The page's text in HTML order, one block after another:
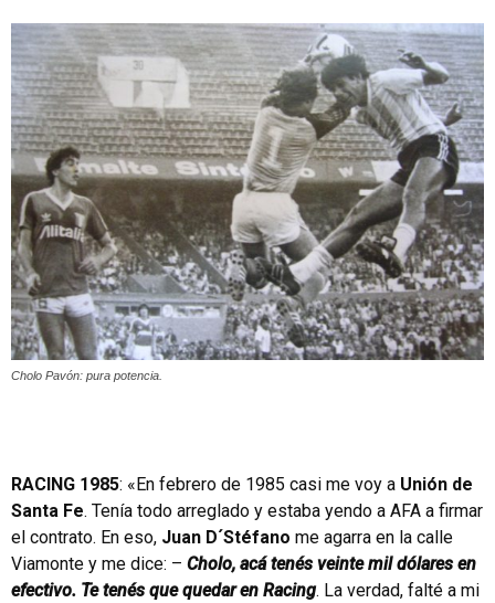
Cholo Pavón: pura potencia.
RACING 1985: «En febrero de 1985 casi me voy a Unión de
Santa Fe. Tenía todo arreglado y estaba yendo a AFA a firmar
el contrato. En eso, Juan D´Stéfano me agarra en la calle
Viamonte y me dice: – Cholo, acá tenés veinte mil dólares en
efectivo. Te tenés que quedar en Racing. La verdad, falté a mi